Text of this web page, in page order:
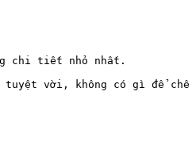
chi tiết nhỏ nhất.
tuyệt vời, không có gì để chê